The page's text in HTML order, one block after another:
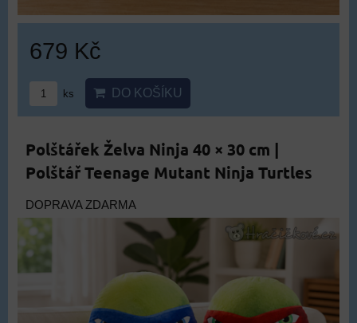
679 Kč
ks DO KOŠÍKU
Polštářek Želva Ninja 40 × 30 cm |
Polštář Teenage Mutant Ninja Turtles
DOPRAVA ZDARMA